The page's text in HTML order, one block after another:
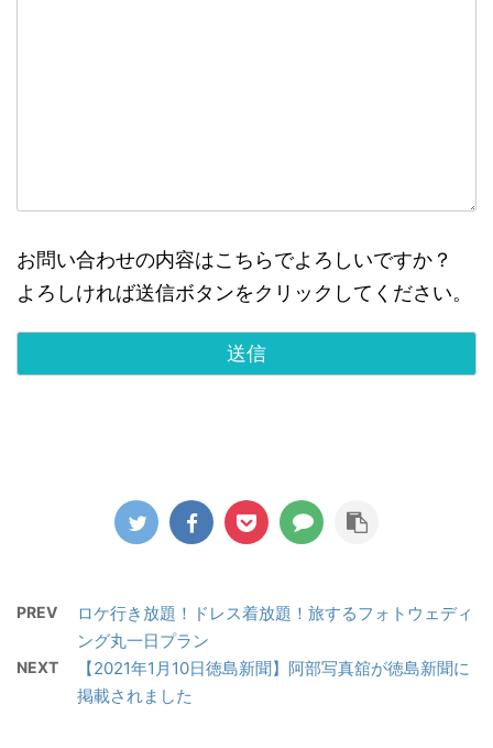
お問い合わせの内容はこちらでよろしいですか？
よろしければ送信ボタンをクリックしてください。
PREV
ロケ行き放題！ドレス着放題！旅するフォトウェディ
ング丸一日プラン
NEXT
【2021年1月10日徳島新聞】阿部写真舘が徳島新聞に
掲載されました